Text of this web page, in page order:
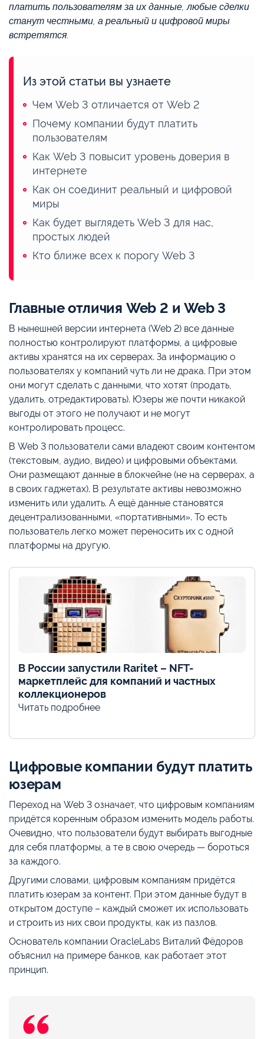
платить пользователям за их данные, любые сделки
станут честными, а реальный и цифровой миры
встретятся.
Из этой статьи вы узнаете
Чем Web 3 отличается от Web 2
Почему компании будут платить
пользователям
Как Web 3 повысит уровень доверия в
интернете
Как он соединит реальный и цифровой
миры
Как будет выглядеть Web 3 для нас,
простых людей
Кто ближе всех к порогу Web 3
Главные отличия Web 2 и Web 3
В нынешней версии интернета (Web 2) все данные
полностью контролируют платформы, а цифровые
активы хранятся на их серверах. За информацию о
пользователях у компаний чуть ли не драка. При этом
они могут сделать с данными, что хотят (продать,
удалить, отредактировать). Юзеры же почти никакой
выгоды от этого не получают и не могут
контролировать процесс.
В Web 3 пользователи сами владеют своим контентом
(текстовым, аудио, видео) и цифровыми объектами.
Они размещают данные в блокчейне (не на серверах, а
в своих гаджетах). В результате активы невозможно
изменить или удалить. А ещё данные становятся
децентрализованными, «портативными». То есть
пользователь легко может переносить их с одной
платформы на другую.
В России запустили Raritet – NFT-
маркетплейс для компаний и частных
коллекционеров
Читать подробнее
Цифровые компании будут платить
юзерам
Переход на Web 3 означает, что цифровым компаниям
придётся коренным образом изменить модель работы.
Очевидно, что пользователи будут выбирать выгодные
для себя платформы, а те в свою очередь — бороться
за каждого.
Другими словами, цифровым компаниям придётся
платить юзерам за контент. При этом данные будут в
открытом доступе – каждый сможет их использовать
и строить из них свои продукты, как из пазлов.
Основатель компании OracleLabs Виталий Фёдоров
объяснил на примере банков, как работает этот
принцип.